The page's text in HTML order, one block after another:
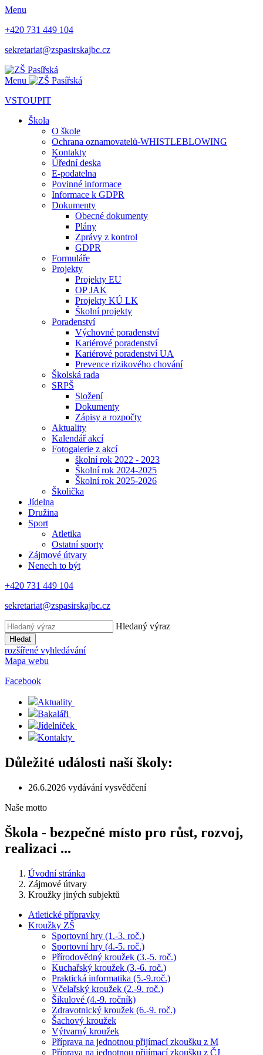
Menu
+420 731 449 104
sekretariat@zspasirskajbc.cz
Menu
VSTOUPIT
Škola
O škole
Ochrana oznamovatelů-WHISTLEBLOWING
Kontakty
Úřední deska
E-podatelna
Povinné informace
Informace k GDPR
Dokumenty
Obecné dokumenty
Plány
Zprávy z kontrol
GDPR
Formuláře
Projekty
Projekty EU
OP JAK
Projekty KÚ LK
Školní projekty
Poradenství
Výchovné poradenství
Kariérové poradenství
Kariérové poradenství UA
Prevence rizikového chování
Školská rada
SRPŠ
Složení
Dokumenty
Zápisy a rozpočty
Aktuality
Kalendář akcí
Fotogalerie z akcí
školní rok 2022 - 2023
Školní rok 2024-2025
Školní rok 2025-2026
Školička
Jídelna
Družina
Sport
Atletika
Ostatní sporty
Zájmové útvary
Nenech to být
+420 731 449 104
sekretariat@zspasirskajbc.cz
Hledaný výraz
Hledat
rozšířené vyhledávání
Mapa webu
Facebook
Aktuality
Bakaláři
Jídelníček
Kontakty
Důležité události naší školy:
26.6.2026 vydávání vysvědčení
Naše motto
Škola - bezpečné místo pro růst, rozvoj,
realizaci ...
Úvodní stránka
Zájmové útvary
Kroužky jiných subjektů
Atletické přípravky
Kroužky ZŠ
Sportovní hry (1.-3. roč.)
Sportovní hry (4.-5. roč.)
Přírodovědný kroužek (3.-5. roč.)
Kuchařský kroužek (3.-6. roč.)
Praktická informatika (5.-9.roč.)
Včelařský kroužek (2.-9. roč.)
Šikulové (4.-9. ročník)
Zdravotnický kroužek (6.-9. roč.)
Šachový kroužek
Výtvarný kroužek
Příprava na jednotnou přijímací zkoušku z M
Příprava na jednotnou přijímací zkoušku z ČJ